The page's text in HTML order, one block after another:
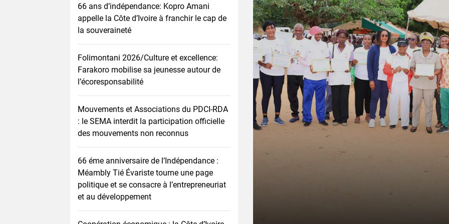
66 ans d’indépendance: Kopro Amani
appelle la Côte d’Ivoire à franchir le cap de
la souveraineté
Folimontani 2026/Culture et excellence:
Farakoro mobilise sa jeunesse autour de
l’écoresponsabilité
Mouvements et Associations du PDCI-RDA
: le SEMA interdit la participation officielle
des mouvements non reconnus
66 éme anniversaire de l’Indépendance :
Méambly Tié Évariste tourne une page
politique et se consacre à l’entrepreneuriat
et au développement